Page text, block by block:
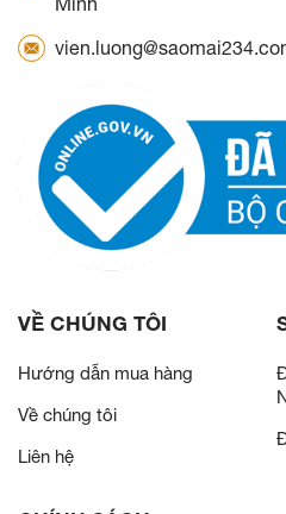
VỀ CHÚNG TÔI
Hướng dẫn mua hàng
Về chúng tôi
Liên hệ